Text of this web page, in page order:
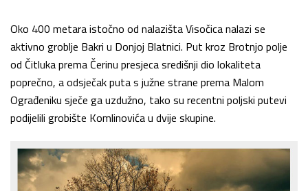
Oko 400 metara istočno od nalazišta Visočica nalazi se
aktivno groblje Bakri u Donjoj Blatnici. Put kroz Brotnjo polje
od Čitluka prema Čerinu presjeca središnji dio lokaliteta
poprečno, a odsječak puta s južne strane prema Malom
Ograđeniku sječe ga uzdužno, tako su recentni poljski putevi
podijelili grobište Komlinovića u dvije skupine.